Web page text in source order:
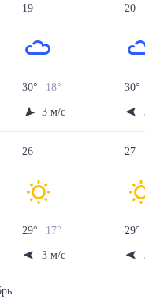
19
30° 18°
3 м/с
20
30°
26
29° 17°
3 м/с
27
29°